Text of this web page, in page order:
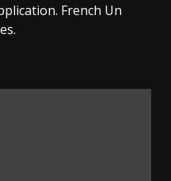
French Un